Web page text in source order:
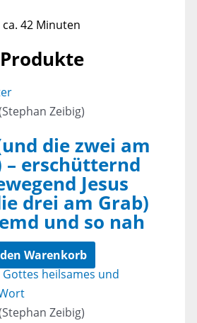
42 Minuten
Zeibig)
die zwei am
– erschütternd
Jesus
drei am Grab)
und so nah
Warenkorb
Zeibig)